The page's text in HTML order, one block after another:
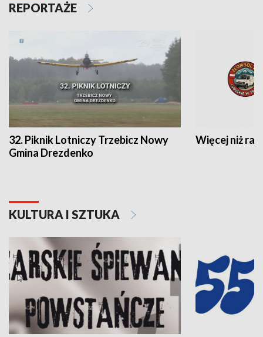
REPORTAŻE
32. Piknik Lotniczy Trzebicz Nowy
Gmina Drezdenko
Więcej niż rajd
KULTURA I SZTUKA